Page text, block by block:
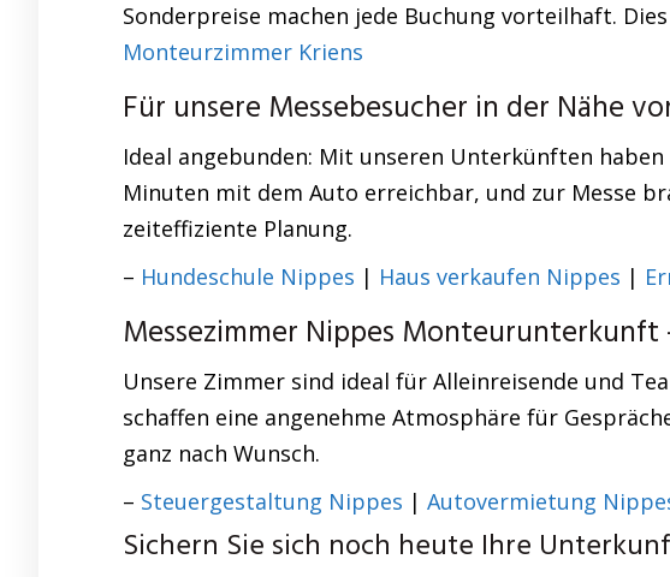
Sonderpreise machen jede Buchung vorteilhaft.
Monteurzimmer Kriens
Für unsere Messebesucher in der Nähe
Ideal angebunden: Mit unseren Unterkünften
Minuten mit dem Auto erreichbar, und zur Messe
zeiteffiziente Planung.
– Hundeschule Nippes | Haus verkaufen Nippes |
Messezimmer Nippes Monteurunterkunft
Unsere Zimmer sind ideal für Alleinreisende und
schaffen eine angenehme Atmosphäre für
ganz nach Wunsch.
– Steuergestaltung Nippes | Autovermietung
Sichern Sie sich noch heute Ihre